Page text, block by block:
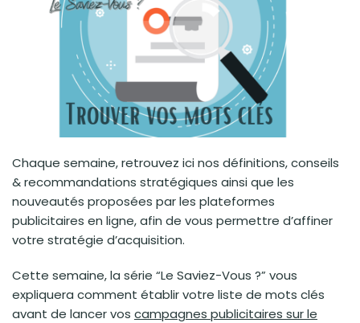
Chaque semaine, retrouvez ici nos définitions, conseils
& recommandations stratégiques ainsi que les
nouveautés proposées par les plateformes
publicitaires en ligne, afin de vous permettre d’affiner
votre stratégie d’acquisition.
Cette semaine, la série “Le Saviez-Vous ?” vous
expliquera comment établir votre liste de mots clés
avant de lancer vos campagnes publicitaires sur le